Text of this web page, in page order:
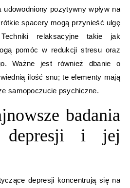
pozytywny wpływ na
spacery mogą przynieść ulgę
relaksacyjne takie jak
pomóc w redukcji stresu oraz
Ważne jest również dbanie o
ilość snu; te elementy mają
samopoczucie psychiczne.
badania
depresji i jej
depresji koncentrują się na